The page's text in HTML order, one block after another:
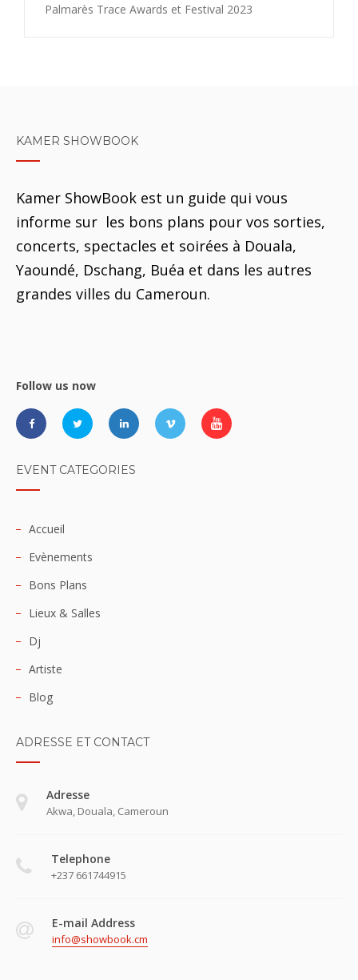
Palmarès Trace Awards et Festival 2023
KAMER SHOWBOOK
Kamer ShowBook est un guide qui vous
informe sur les bons plans pour vos sorties,
concerts, spectacles et soirées à Douala,
Yaoundé, Dschang, Buéa et dans les autres
grandes villes du Cameroun.
Follow us now
EVENT CATEGORIES
Accueil
Evènements
Bons Plans
Lieux & Salles
Dj
Artiste
Blog
ADRESSE ET CONTACT
Adresse
Akwa, Douala, Cameroun
Telephone
+237 661744915
E-mail Address
info@showbook.cm